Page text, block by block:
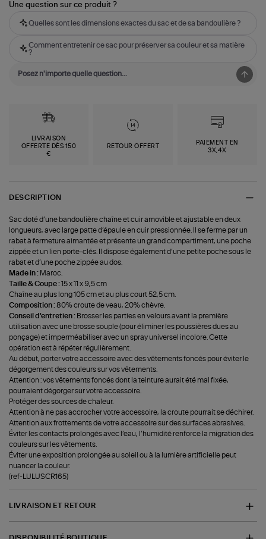
Une question sur ce produit ?
Quelles sont les dimensions exactes du sac et de sa bandoulière ?
Comment entretenir ce sac pour préserver sa couleur et sa matière
?
LIVRAISON
OFFERTE DÈS 150
€
RETOUR OFFERT
PAIEMENT EN
3X,4X
DESCRIPTION
Sac doté d’une bandoulière chaîne et cuir amovible et ajustable en deux
longueurs, avec large patte d’épaule en cuir pressionnée. Il se ferme par un
rabat à fermeture aimantée et présente un grand compartiment, une poche
zippée et un lien porte-clés. Il dispose également d’une petite poche sous le
rabat et d’une poche zippée au dos.
Made in : Maroc.
Taille & Coupe :15 x 11 x 9,5 cm
Chaîne au plus long 105 cm et au plus court 52,5 cm.
Composition :80% croute de veau, 20% chèvre.
Conseil d'entretien : Brosser les parties en velours avant la première
utilisation avec une brosse souple (pour éliminer les poussières dues au
ponçage) et imperméabiliser avec un spray universel incolore. Cette
opération est à répéter régulièrement.
Au début, porter votre accessoire avec des vêtements foncés pour éviter le
dégorgement des couleurs sur vos vêtements.
Attention : vos vêtements foncés dont la teinture aurait été mal fixée,
pourraient dégorger sur votre accessoire.
Protéger des sources de chaleur.
Attention à ne pas accrocher votre accessoire, la croute pourrait se déchirer.
Attention aux frottements de votre accessoire sur des surfaces abrasives.
Éviter les contacts prolongés avec l’eau, l’humidité renforce la migration des
couleurs sur les vêtements.
Éviter une exposition prolongée au soleil ou à la lumière artificielle peut
nuancer la couleur.
(ref-LULUSCR165)
LIVRAISON ET RETOUR